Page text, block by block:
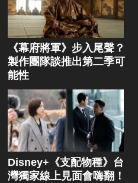
《幕府將軍》步入尾聲？
製作團隊談推出第二季可
能性
Disney+《支配物種》台
灣獨家線上見面會嗨翻！